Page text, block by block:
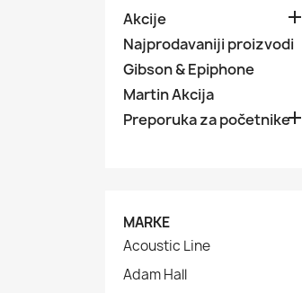
Akcije 
Najprodavaniji proizvodi
Gibson & Epiphone
Martin Akcija
Preporuka za početnike
MARKE
Acoustic Line
Adam Hall